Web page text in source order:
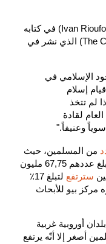
الصحفي الفرنسي إيفان ريوفول (Ivan Rioufol) في كتابه
" (The Coming Civil War) الذي نشر في
الإسلامي في
إسلام
لم تتخذ
لقادة
وعنيفاً."
من المسلمين، حيث
من السكان الذين يبلغ عددهم 67,75 مليون
سترتفع
لتبلغ 17٪
نشره مركز بيو للأبحاث
أوروبية غربية
أصغر إلا أنّه يرتفع